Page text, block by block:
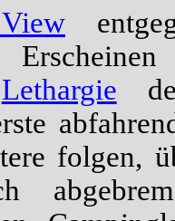
Lethargie
folgen,